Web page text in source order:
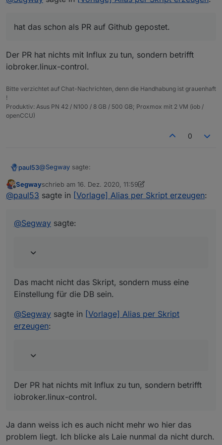
hat das schon als PR auf Github gepostet.
Der PR hat nichts mit Influx zu tun, sondern betrifft
iobroker.linux-control.
Bitte verzichtet auf Chat-Nachrichten, denn die Handhabung ist grauenhaft
!
Produktiv: Asus PN 42 / N100 / 8 GB / 500 GB; Proxmox mit 2 VM (iob /
openCCU)
0
paul53@Segway sagte:
das Skript anscheinend den "storgaeType:
Einstellung für die DB sein.
Segway
Der PR hat nichts mit Influx zu tun, sondern betrifft
iobroker.linux-control.
Offline
Segwayschrieb am 16. Dez. 2020, 11:59
zuletzt editiert von Segway
@paul53 sagte in [Vorlage] Alias per Skript erzeugen:
@Segway sagte:
Das macht nicht das Skript, sondern muss eine
Einstellung für die DB sein.
@Segway sagte in [Vorlage] Alias per Skript
erzeugen:
Der PR hat nichts mit Influx zu tun, sondern betrifft
iobroker.linux-control.
Ja dann weiss ich es auch nicht mehr wo hier das
problem liegt. Ich blicke als Laie nunmal da nicht durch.